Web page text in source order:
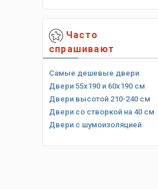
Часто
спрашивают
Самые дешевые двери
Двери 55х190 и 60х190 см
Двери высотой 210-240 см
Двери со створкой на 40 см
Двери с шумоизоляцией